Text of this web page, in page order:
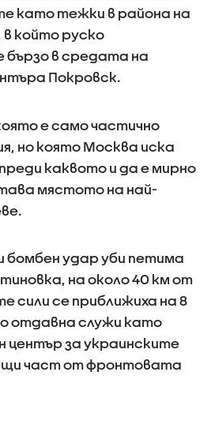
като тежки в района на
който руско
бързо в средата на
Покровск.
е само частично
но която Москва иска
каквото и да е мирно
мястото на най-
бомбен удар уби петима
на около 40 км от
сили се приближиха на 8
отдавна служи като
център за украинските
част от фронтовата